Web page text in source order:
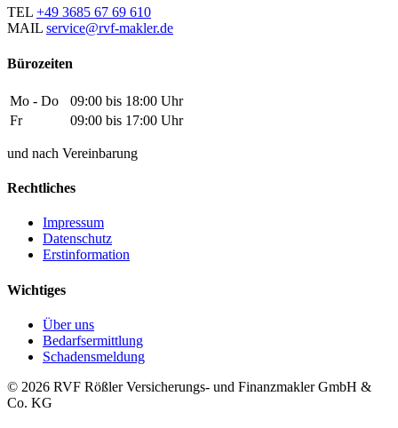
TEL +49 3685 67 69 610
MAIL service@rvf-makler.de
Bürozeiten
Mo - Do
09:00 bis 18:00 Uhr
Fr
09:00 bis 17:00 Uhr
und nach Vereinbarung
Rechtliches
Impressum
Datenschutz
Erstinformation
Wichtiges
Über uns
Bedarfsermittlung
Schadensmeldung
© 2026 RVF Rößler Versicherungs- und Finanzmakler GmbH &
Co. KG